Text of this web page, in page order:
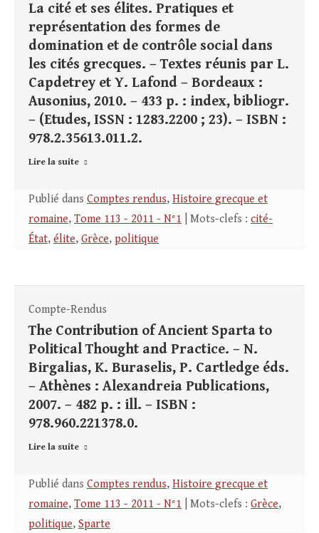
La cité et ses élites. Pratiques et
représentation des formes de
domination et de contrôle social dans
les cités grecques. – Textes réunis par L.
Capdetrey et Y. Lafond – Bordeaux :
Ausonius, 2010. – 433 p. : index, bibliogr.
– (Etudes, ISSN : 1283.2200 ; 23). – ISBN :
978.2.35613.011.2.
Lire la suite
Publié dans Comptes rendus, Histoire grecque et
romaine, Tome 113 - 2011 - N°1 | Mots-clefs : cité-
État, élite, Grèce, politique
Compte-Rendus
The Contribution of Ancient Sparta to
Political Thought and Practice. – N.
Birgalias, K. Buraselis, P. Cartledge éds.
– Athènes : Alexandreia Publications,
2007. – 482 p. : ill. – ISBN :
978.960.221378.0.
Lire la suite
Publié dans Comptes rendus, Histoire grecque et
romaine, Tome 113 - 2011 - N°1 | Mots-clefs : Grèce,
politique, Sparte